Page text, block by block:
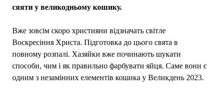
сяяти у великодньому кошику.
Вже зовсім скоро християни відзначать світле
Воскресіння Христа. Підготовка до цього свята в
повному розпалі. Хазяйки вже починають шукати
способи, чим і як правильно фарбувати яйця. Саме вони є
одним з незамінних елементів кошика у Великдень 2023.